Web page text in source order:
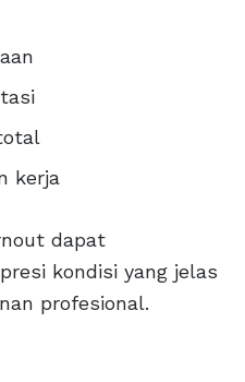
kerja
dapat
kondisi yang jelas
profesional.